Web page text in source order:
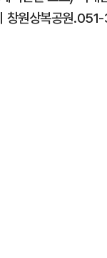
창원상복공원